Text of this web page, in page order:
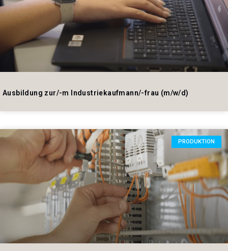
Ausbildung zur/-m Industriekaufmann/-frau (m/w/d)
PRODUKTION